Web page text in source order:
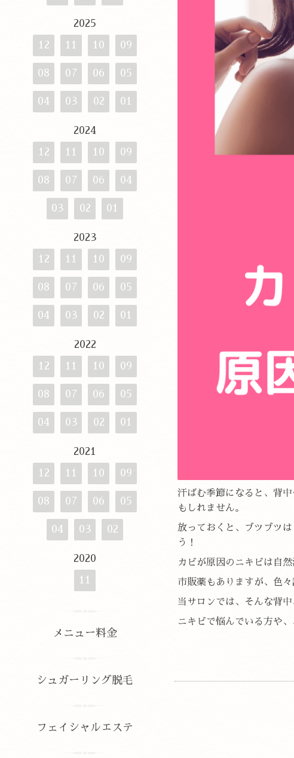
汗ばむ季節になると、背
もしれません。
放っておくと、ブツブツ
う！
カビが原因のニキビは自
市販薬もありますが、色
当サロンでは、そんな背
ニキビで悩んでいる方や
2025
12
11 10 09
08 07 06 05
04 03 02 01
2024
12
11 10 09
08 07 06 04
03 02 01
2023
12
11 10 09
08 07 06 05
04 03 02 01
2022
12
11 10 09
08 07 06 05
04 03 02 01
2021
12
11 10 09
08 07 06 05
04 03 02
2020
11
メニュー料金
シュガーリング脱毛
フェイシャルエステ